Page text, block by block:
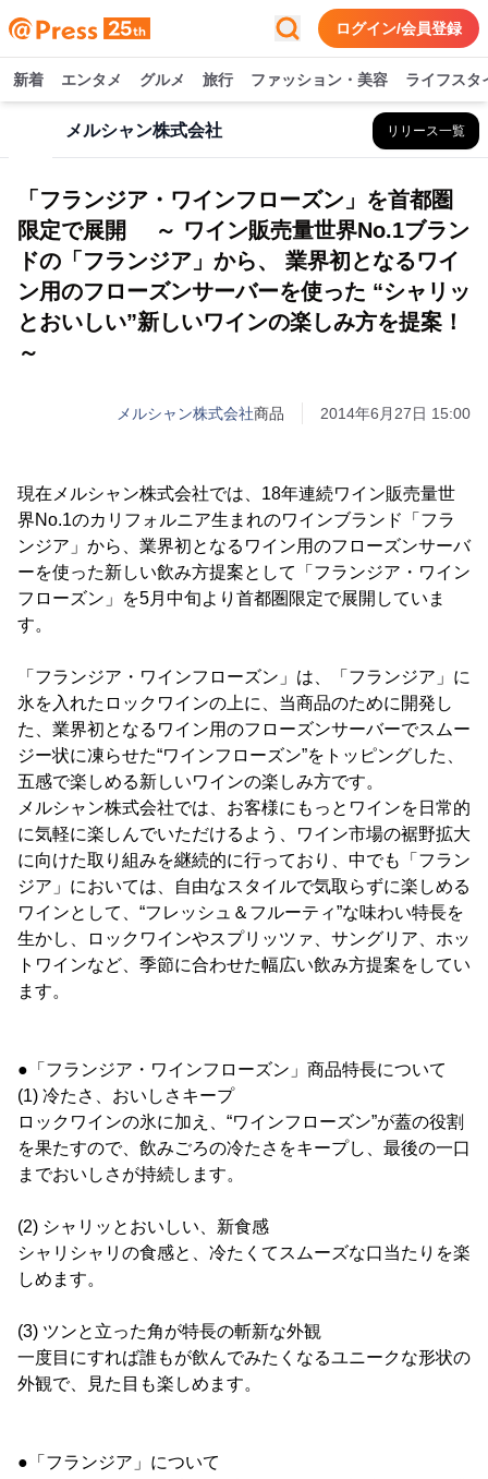
ログイン/会員登録
新着 エンタメ グルメ 旅行 ファッション・美容 ライフスタ
メルシャン株式会社 リリース一覧
「フランジア・ワインフローズン」を首都圏
限定で展開 ～ ワイン販売量世界No.1ブラン
ドの「フランジア」から、 業界初となるワイ
ン用のフローズンサーバーを使った “シャリッ
とおいしい”新しいワインの楽しみ方を提案！
～
メルシャン株式会社商品 2014年6月27日 15:00
現在メルシャン株式会社では、18年連続ワイン販売量世
界No.1のカリフォルニア生まれのワインブランド「フラ
ンジア」から、業界初となるワイン用のフローズンサーバ
ーを使った新しい飲み方提案として「フランジア・ワイン
フローズン」を5月中旬より首都圏限定で展開していま
す。
「フランジア・ワインフローズン」は、「フランジア」に
氷を入れたロックワインの上に、当商品のために開発し
た、業界初となるワイン用のフローズンサーバーでスムー
ジー状に凍らせた“ワインフローズン”をトッピングした、
五感で楽しめる新しいワインの楽しみ方です。
メルシャン株式会社では、お客様にもっとワインを日常的
に気軽に楽しんでいただけるよう、ワイン市場の裾野拡大
に向けた取り組みを継続的に行っており、中でも「フラン
ジア」においては、自由なスタイルで気取らずに楽しめる
ワインとして、“フレッシュ＆フルーティ”な味わい特長を
生かし、ロックワインやスプリッツァ、サングリア、ホッ
トワインなど、季節に合わせた幅広い飲み方提案をしてい
ます。
●「フランジア・ワインフローズン」商品特長について
(1) 冷たさ、おいしさキープ
ロックワインの氷に加え、“ワインフローズン”が蓋の役割
を果たすので、飲みごろの冷たさをキープし、最後の一口
までおいしさが持続します。
(2) シャリッとおいしい、新食感
シャリシャリの食感と、冷たくてスムーズな口当たりを楽
しめます。
(3) ツンと立った角が特長の斬新な外観
一度目にすれば誰もが飲んでみたくなるユニークな形状の
外観で、見た目も楽しめます。
●「フランジア」について